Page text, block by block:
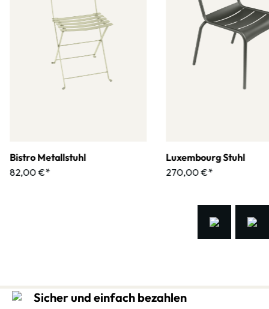
Bistro Metallstuhl
82,00 €*
Luxembourg Stuhl
270,00 €*
Sicher und einfach bezahlen